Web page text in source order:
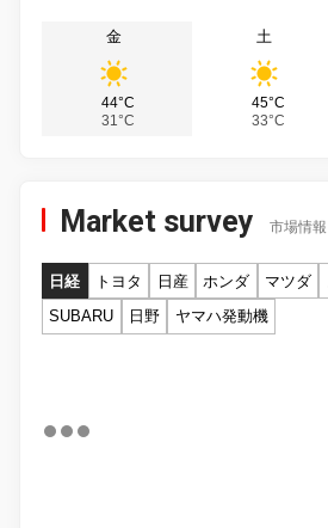
金
44°C
31°C
土
45°C
33°C
Market survey 市場情報
日経 トヨタ 日産 ホンダ マツダ
SUBARU
日野 ヤマハ発動機